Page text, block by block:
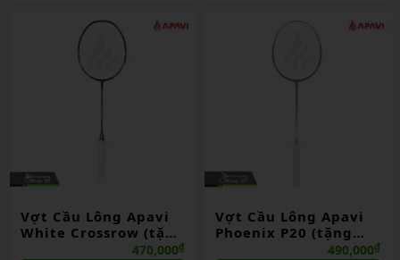
Vợt Cầu Lông Apavi
White Crossrow (tặng
470,000₫
Vợt Cầu Lông Apavi
Phoenix P20 (tặng
490,000₫